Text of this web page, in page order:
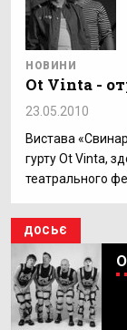
НОВИНИ
Ot Vinta -
23.05.2010
Вистава
гурту Ot Vinta,
театрального
ДОСЬЄ